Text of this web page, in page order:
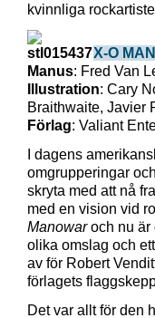
kvinnliga
X-O
Manus: Fred Van
Illustration: Cary
Braithwaite, Javier
Förlag: Valiant
I dagens
omgrupperingar
skryta med att nå
med en vision vid
Manowaroch nu är
olika omslag och
av för Robert
förlagets
Det var allt för den